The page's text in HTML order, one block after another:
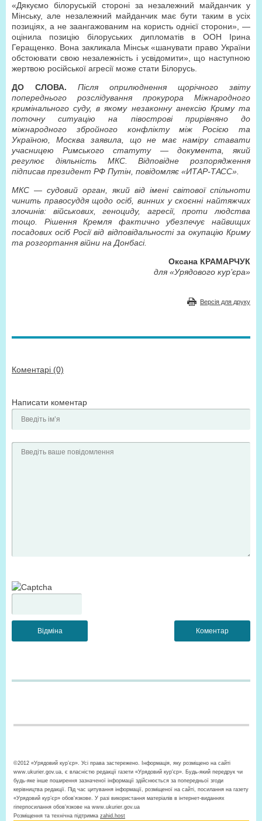
«Дякуємо білоруській стороні за незалежний майданчик у
Мінську, але незалежний майданчик має бути таким в усіх
позиціях, а не заангажованим на користь однієї сторони», —
оцінила позицію білоруських дипломатів в ООН Ірина
Геращенко. Вона закликала Мінськ «шанувати право України
обстоювати свою незалежність і усвідомити», що наступною
жертвою російської агресії може стати Білорусь.
ДО СЛОВА. Після оприлюднення щорічного звіту
попереднього розслідування прокурора Міжнародного
кримінального суду, в якому незаконну анексію Криму та
поточну ситуацію на півострові прирівняно до
міжнародного збройного конфлікту між Росією та
Україною, Москва заявила, що не має наміру ставати
учасницею Римського статуту — документа, який
регулює діяльність МКС. Відповідне розпорядження
підписав президент РФ Путін, повідомляє «ИТАР-ТАСС».
МКС — судовий орган, який від імені світової спільноти
чинить правосуддя щодо осіб, винних у скоєнні найтяжчих
злочинів: військових, геноциду, агресії, проти людства
тощо. Рішення Кремля фактично убезпечує найвищих
посадових осіб Росії від відповідальності за окупацію Криму
та розгортання війни на Донбасі.
Оксана КРАМАРЧУК
для «Урядового кур’єра»
Версія для друку
Коментарі (0)
Написати коментар
©2012 «Урядовий кур’єр». Усі права застережено. Інформація, яку розміщено на сайті
www.ukurier.gov.ua, є власністю редакції газети «Урядовий кур'єр». Будь-який передрук чи
будь-яке інше поширення зазначеної інформації здійснюється за попередньої згоди
керівництва редакції. Під час цитування інформації, розміщеної на сайті, посилання на газету
«Урядовий кур’єр» обов'язкове. У разі використання матеріалів в інтернет-виданнях
гіперпосилання обов’язкове на www.ukurier.gov.ua
Розміщення та технічна підтримка zahid.host